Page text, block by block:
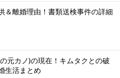
＆離婚理由！書類送検事件の詳細
元カノ)の現在！キムタクとの破
生活まとめ